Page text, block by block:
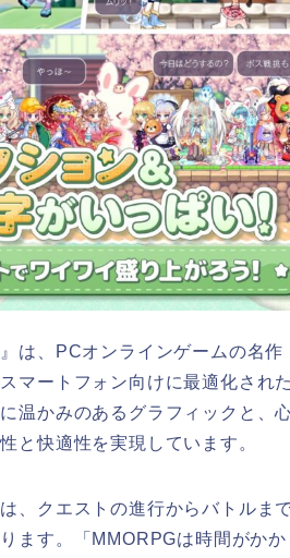
』は、PCオンラインゲームの名
マートフォン向けに最適化され
温かみのあるグラフィックと、
と快適性を実現しています。
、クエストの進行からバトルま
ます。「MMORPGは時間がか